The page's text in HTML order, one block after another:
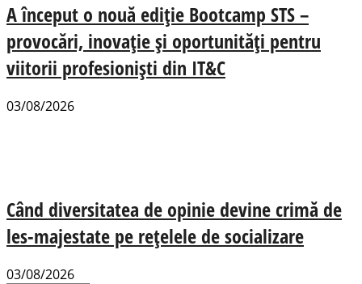
A început o nouă ediție Bootcamp STS –
provocări, inovație și oportunități pentru
viitorii profesioniști din IT&C
03/08/2026
Când diversitatea de opinie devine crimă de
les-majestate pe rețelele de socializare
03/08/2026